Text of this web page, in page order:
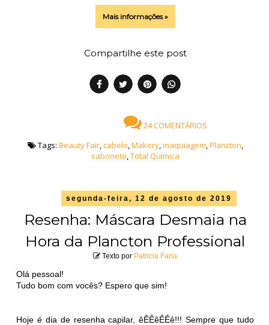
Mais informações »
Compartilhe este post
24 COMENTÁRIOS
Tags: Beauty Fair,cabelo,Makery,maquiagem,Plancton,
sabonete,Total Química
segunda-feira, 12 de agosto de 2019
Resenha: Máscara Desmaia na
Hora da Plancton Professional
Texto por Patricia Faria
Olá pessoal!
Tudo bom com vocês? Espero que sim!
Hoje é dia de resenha capilar, êÊÊêÊÊê!!! Sempre que tudo